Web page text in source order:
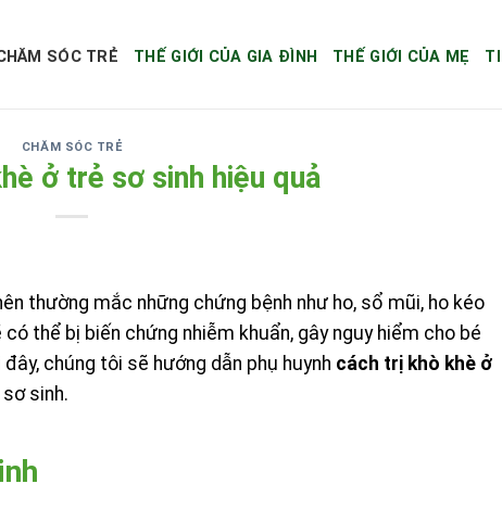
SÓC TRẺ THẾ GIỚI CỦA GIA ĐÌNH THẾ GIỚI CỦA MẸ
CHĂM SÓC TRẺ
ở trẻ sơ sinh hiệu quả
thường mắc những chứng bệnh như ho, sổ mũi, ho kéo
thể bị biến chứng nhiễm khuẩn, gây nguy hiểm cho bé
chúng tôi sẽ hướng dẫn phụ huynh cách trị khò khè ở
sinh.